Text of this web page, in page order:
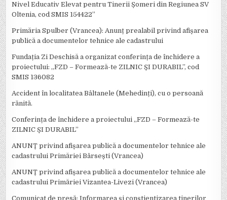
Nivel Educativ Elevat pentru Tinerii Șomeri din Regiunea SV
Oltenia, cod SMIS 154422”
Primăria Spulber (Vrancea): Anunț prealabil privind afișarea
publică a documentelor tehnice ale cadastrului
Fundația Zi Deschisă a organizat conferința de închidere a
proiectului: ,,FZD – Formează-te ZILNIC ȘI DURABIL’’, cod
SMIS 136082
Accident în localitatea Bâltanele (Mehedinți), cu o persoană
rănită.
Conferința de închidere a proiectului ,,FZD – Formează-te
ZILNIC ȘI DURABIL’’
ANUNȚ privind afișarea publică a documentelor tehnice ale
cadastrului Primăriei Bârsești (Vrancea)
ANUNȚ privind afișarea publică a documentelor tehnice ale
cadastrului Primăriei Vizantea-Livezi (Vrancea)
Comunicat de presă: Informarea și conștientizarea tinerilor